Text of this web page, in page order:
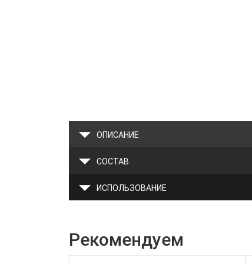
ОПИСАНИЕ
СОСТАВ
ИСПОЛЬЗОВАНИЕ
Рекомендуем